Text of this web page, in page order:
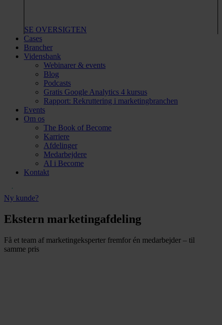
SE OVERSIGTEN
Cases
Brancher
Vidensbank
Webinarer & events
Blog
Podcasts
Gratis Google Analytics 4 kursus
Rapport: Rekruttering i marketingbranchen
Events
Om os
The Book of Become
Karriere
Afdelinger
Medarbejdere
AI i Become
Kontakt
Ny kunde?
Ekstern marketingafdeling
Få et team af marketingeksperter fremfor én medarbejder – til
samme pris